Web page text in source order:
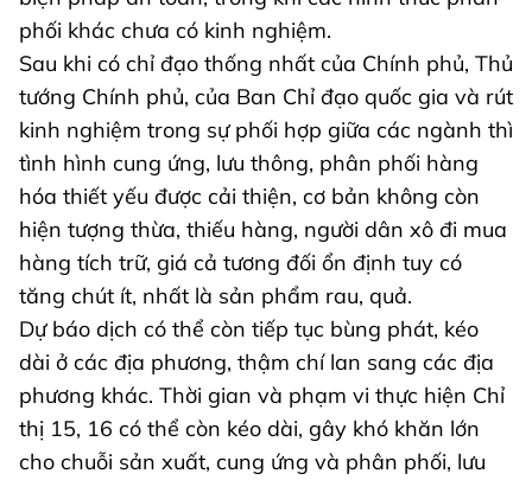
phối khác chưa có kinh nghiệm.
Sau khi có chỉ đạo thống nhất của Chính phủ, Thủ
tướng Chính phủ, của Ban Chỉ đạo quốc gia và rút
kinh nghiệm trong sự phối hợp giữa các ngành thì
tình hình cung ứng, lưu thông, phân phối hàng
hóa thiết yếu được cải thiện, cơ bản không còn
hiện tượng thừa, thiếu hàng, người dân xô đi mua
hàng tích trữ, giá cả tương đối ổn định tuy có
tăng chút ít, nhất là sản phẩm rau, quả.
Dự báo dịch có thể còn tiếp tục bùng phát, kéo
dài ở các địa phương, thậm chí lan sang các địa
phương khác. Thời gian và phạm vi thực hiện Chỉ
thị 15, 16 có thể còn kéo dài, gây khó khăn lớn
cho chuỗi sản xuất, cung ứng và phân phối, lưu